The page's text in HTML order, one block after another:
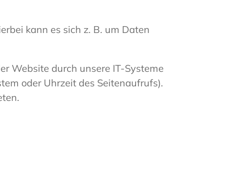
kann es sich z. B. um Daten
Website durch unsere IT-Systeme
oder Uhrzeit des Seitenaufrufs).